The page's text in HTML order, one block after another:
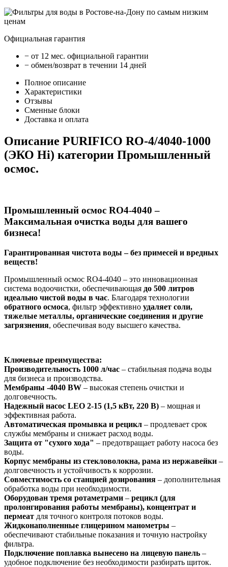
Официальная гарантия
− от 12 мес. официальной гарантии
− обмен/возврат в течении 14 дней
Полное описание
Характеристики
Отзывы
Сменные блоки
Доставка и оплата
Описание PURIFICO RO-4/4040-1000
(ЭКО Hi) категории Промышленный
осмос.
Промышленный осмос RO4-4040 –
Максимальная очистка воды для вашего
бизнеса!
Гарантированная чистота воды – без примесей и вредных
веществ!
Промышленный осмос RO4-4040 – это инновационная
система водоочистки, обеспечивающая до 500 литров
идеально чистой воды в час. Благодаря технологии
обратного осмоса, фильтр эффективно удаляет соли,
тяжелые металлы, органические соединения и другие
загрязнения, обеспечивая воду высшего качества.
Ключевые преимущества:
Производительность 1000 л/час – стабильная подача воды
для бизнеса и производства.
Мембраны -4040 BW – высокая степень очистки и
долговечность.
Надежный насос LEO 2-15 (1,5 кВт, 220 В) – мощная и
эффективная работа.
Автоматическая промывка и рецикл – продлевает срок
службы мембраны и снижает расход воды.
Защита от "сухого хода" – предотвращает работу насоса без
воды.
Корпус мембраны из стекловолокна, рама из нержавейки –
долговечность и устойчивость к коррозии.
Совместимость со станцией дозирования – дополнительная
обработка воды при необходимости.
Оборудован тремя ротаметрами – рецикл (для
пролонгирования работы мембраны), концентрат и
пермеат для точного контроля потоков воды.
Жидконаполненные глицерином манометры –
обеспечивают стабильные показания и точную настройку
фильтра.
Подключение поплавка вынесено на лицевую панель –
удобное подключение без необходимости разбирать щиток.